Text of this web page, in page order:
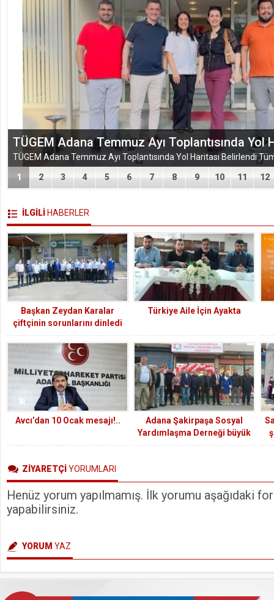
TÜGEM Adana Temmuz Ayı Toplantısında Yol
1 2 3 4 5 6 7 8 9 10 11 12
İLGİLİ HABERLER
Başkan Zeydan Karalar
çiftçinin sorunlarını dinledi
Türkiye Aile İçin Ayakta
Avcı’dan 10 Ocak mesajı!..
Adana Şakirpaşa Sosyal
Yardımlaşma Derneği büyük
bir coşkuyla açıldı
ZİYARETÇİYORUMLARI
Henüz yorum yapılmamış. İlk yorumu aşağıdaki
yapabilirsiniz.
YORUM YAZ